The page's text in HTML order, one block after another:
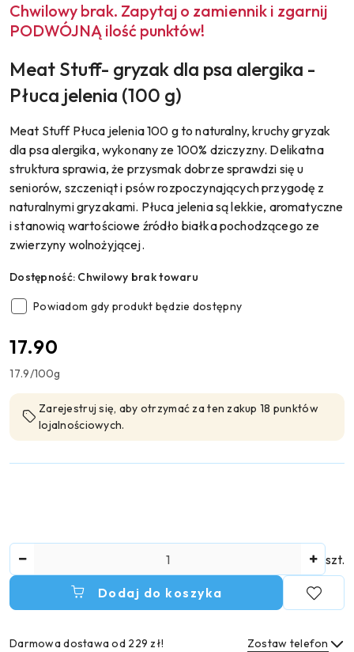
Chwilowy brak. Zapytaj o zamiennik i zgarnij
PODWÓJNĄ ilość punktów!
Meat Stuff- gryzak dla psa alergika -
Płuca jelenia (100 g)
Meat Stuff Płuca jelenia 100 g to naturalny, kruchy gryzak
dla psa alergika, wykonany ze 100% dziczyzny. Delikatna
struktura sprawia, że przysmak dobrze sprawdzi się u
seniorów, szczeniąt i psów rozpoczynających przygodę z
naturalnymi gryzakami. Płuca jelenia są lekkie, aromatyczne
i stanowią wartościowe źródło białka pochodzącego ze
zwierzyny wolnożyjącej.
Dostępność: Chwilowy brak towaru
Powiadom gdy produkt będzie dostępny
cena:
17.90
17.9/100g
Zarejestruj się, aby otrzymać za ten zakup 18 punktów
lojalnościowych.
szt.
Dodaj do koszyka
Darmowa dostawa od 229 zł! Zostaw telefon